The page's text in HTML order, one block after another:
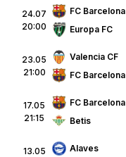
24.07
20:00
FC Barcelona
Europa FC
23.05
21:00
Valencia CF
FC Barcelona
17.05
21:15
FC Barcelona
Betis
13.05
Alaves